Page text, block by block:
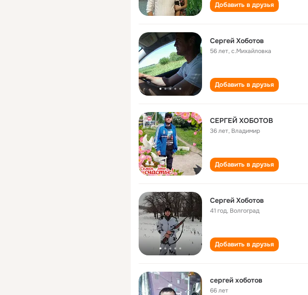
Добавить в друзья
Сергей Хоботов
56 лет,с.Михайловка
Добавить в друзья
СЕРГЕЙ ХОБОТОВ
36 лет, Владимир
Добавить в друзья
Сергей Хоботов
41 год, Волгоград
Добавить в друзья
сергей хоботов
66 лет